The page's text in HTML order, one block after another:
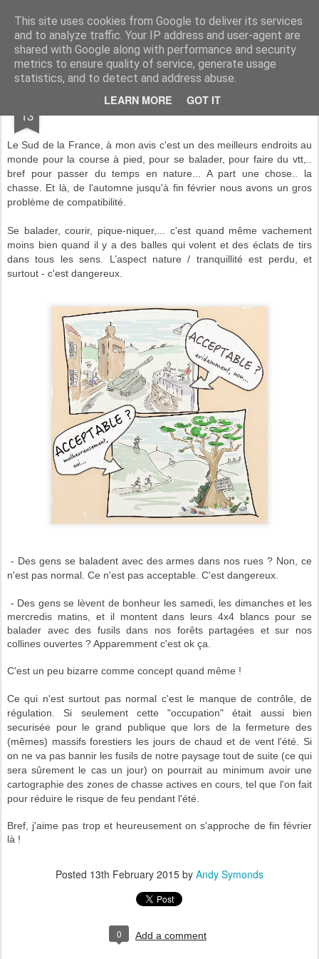
This site uses cookies from Google to deliver its services
and to analyze traffic. Your IP address and user-agent are
shared with Google along with performance and security
metrics to ensure quality of service, generate usage
statistics, and to detect and address abuse.
LEARN MORE GOT IT
www.andysymonds.fr : les courses, les photos, les dessins...
BLOG DRAW RACE RUN
13 Guns or runs ?
Le Sud de la France, à mon avis c'est un des meilleurs endroits au
monde pour la course à pied, pour se balader, pour faire du vtt,..
bref pour passer du temps en nature... A part une chose.. la
chasse. Et là, de l'automne jusqu'à fin février nous avons un gros
problème de compatibilité.
Se balader, courir, pique-niquer,... c'est quand même vachement
moins bien quand il y a des balles qui volent et des éclats de tirs
dans tous les sens. L’aspect nature / tranquillité est perdu, et
surtout - c'est dangereux.
- Des gens se baladent avec des armes dans nos rues ? Non, ce
n'est pas normal. Ce n'est pas acceptable. C'est dangereux.
- Des gens se lèvent de bonheur les samedi, les dimanches et les
mercredis matins, et il montent dans leurs 4x4 blancs pour se
balader avec des fusils dans nos forêts partagées et sur nos
collines ouvertes ? Apparemment c'est ok ça.
C'est un peu bizarre comme concept quand même !
Ce qui n'est surtout pas normal c'est le manque de contrôle, de
régulation. Si seulement cette "occupation" était aussi bien
securisée pour le grand publique que lors de la fermeture des
(mêmes) massifs forestiers les jours de chaud et de vent l'été. Si
on ne va pas bannir les fusils de notre paysage tout de suite (ce qui
sera sûrement le cas un jour) on pourrait au minimum avoir une
cartographie des zones de chasse actives en cours, tel que l'on fait
pour réduire le risque de feu pendant l'été.
Bref, j'aime pas trop et heureusement on s'approche de fin février
là !
Posted 13th February 2015 by Andy Symonds
0 Add a comment